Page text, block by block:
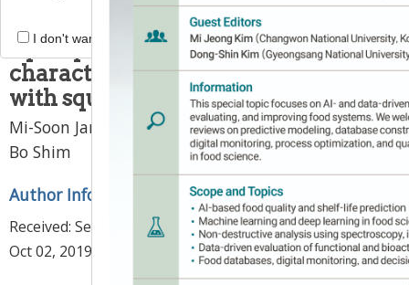
o
Effect of squid hydrolysate and
squid powder on the quality
characteristics of dried noodles
with squid
Mi-Soon Jang Ji-In Park,Yeon Gyeom Jeong,Kil
Bo Shim
Author Information & Copyright▼
Received: Sep 04, 2019; Revised:Oct 01, 2019; Accepted:
Oct 02, 2019
I don't want to open this window for a day.